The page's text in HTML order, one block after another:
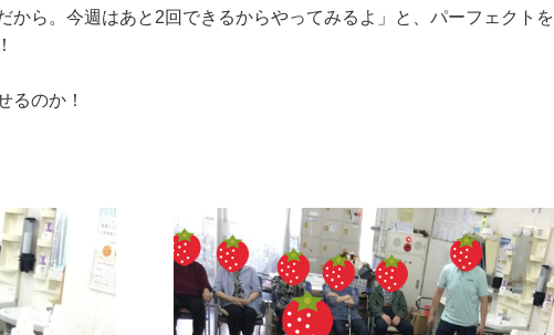
から。今週はあと2回できるからやってみるよ」と、パーフェクトを
るのか！